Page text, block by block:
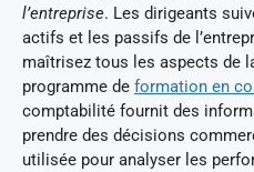
l’entreprise. Les dirigeants
actifs et les passifs de
maîtrisez tous les aspects de
programme de formation en
comptabilité fournit des
prendre des décisions
utilisée pour analyser les